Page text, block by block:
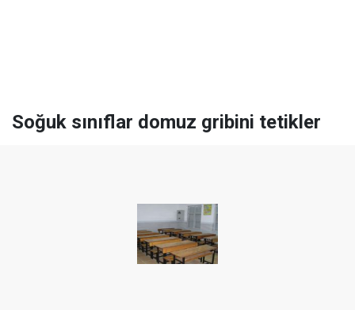
Soğuk sınıflar domuz gribini tetikler